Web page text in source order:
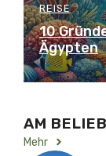
REISE
10
Ägypten
AM
Mehr